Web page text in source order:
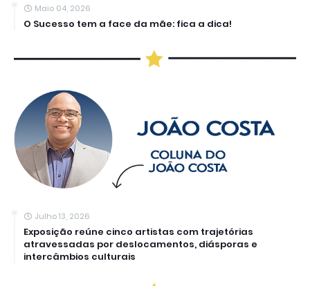
Maio 04, 2026
O Sucesso tem a face da mãe: fica a dica!
Julho 13, 2026
Exposição reúne cinco artistas com trajetórias
atravessadas por deslocamentos, diásporas e
intercâmbios culturais